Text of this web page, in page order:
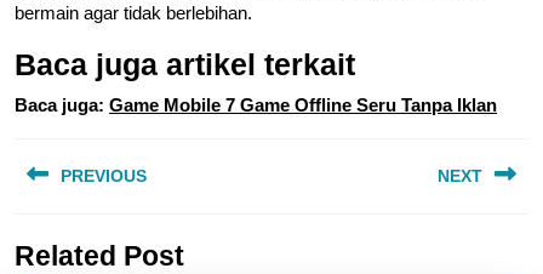
bermain agar tidak berlebihan.
Baca juga artikel terkait
Baca juga: Game Mobile 7 Game Offline Seru Tanpa Iklan
posPREVIOUS
post:
NEXT
Related Post